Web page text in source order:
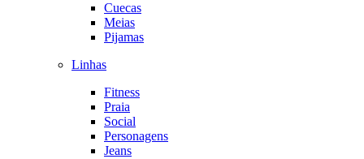
Cuecas
Meias
Pijamas
Linhas
Fitness
Praia
Social
Personagens
Jeans